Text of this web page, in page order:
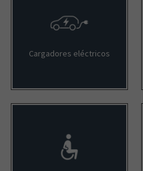
Cargadores eléctricos